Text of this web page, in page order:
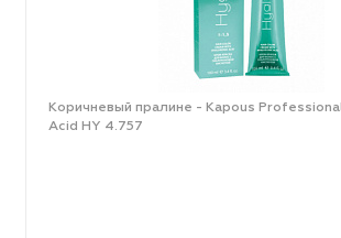
Коричневый пралине - Kapous
Acid HY 4.757